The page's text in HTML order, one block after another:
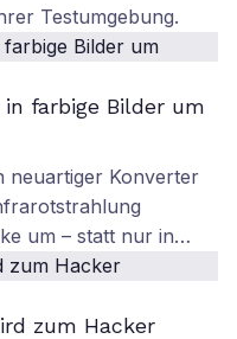
Testumgebung.
farbige Bilder um
neuartiger Konverter
um – statt nur in…
zum Hacker